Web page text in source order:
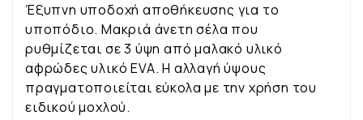
Έξυπνη υποδοχή αποθήκευσης για το
υποπόδιο. Μακριά άνετη σέλα που
ρυθμίζεται σε 3 ύψη από μαλακό υλικό
αφρώδες υλικό EVA. Η αλλαγή ύψους
πραγματοποιείται εύκολα με την χρήση του
ειδικού μοχλού.